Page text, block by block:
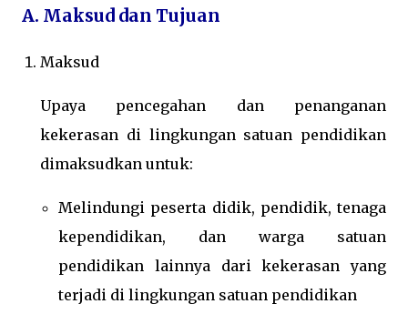
A. Maksud dan Tujuan
Maksud
Upaya pencegahan dan penanganan
kekerasan di lingkungan satuan pendidikan
dimaksudkan untuk:
Melindungi peserta didik, pendidik, tenaga
kependidikan, dan warga satuan
pendidikan lainnya dari kekerasan yang
terjadi di lingkungan satuan pendidikan